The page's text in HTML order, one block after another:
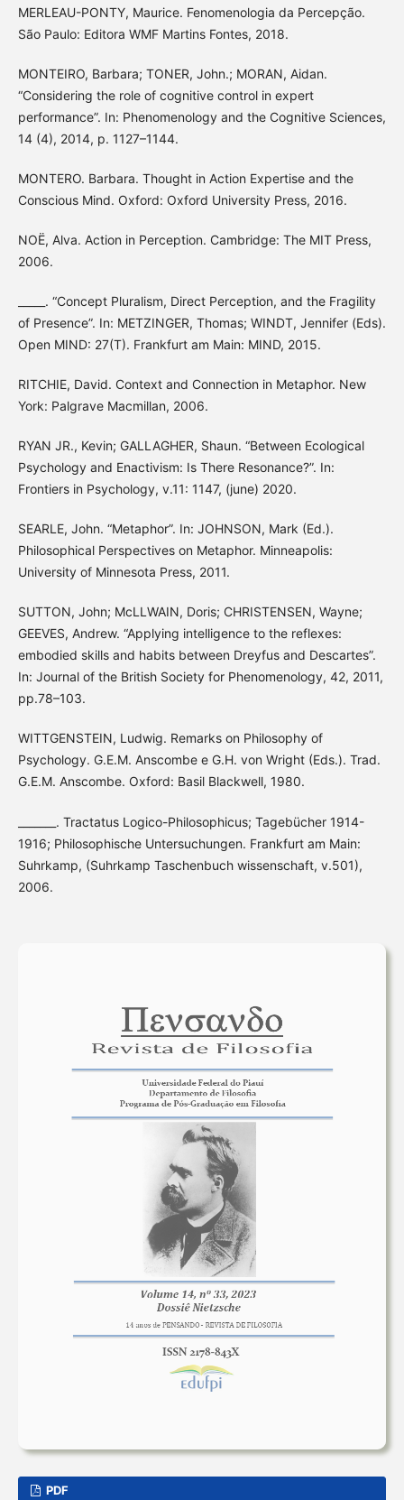
MERLEAU-PONTY, Maurice. Fenomenologia da Percepção.
São Paulo: Editora WMF Martins Fontes, 2018.
MONTEIRO, Barbara; TONER, John.; MORAN, Aidan.
“Considering the role of cognitive control in expert
performance”. In: Phenomenology and the Cognitive Sciences,
14 (4), 2014, p. 1127–1144.
MONTERO. Barbara. Thought in Action Expertise and the
Conscious Mind. Oxford: Oxford University Press, 2016.
NOË, Alva. Action in Perception. Cambridge: The MIT Press,
2006.
_____. “Concept Pluralism, Direct Perception, and the Fragility
of Presence”. In: METZINGER, Thomas; WINDT, Jennifer (Eds).
Open MIND: 27(T). Frankfurt am Main: MIND, 2015.
RITCHIE, David. Context and Connection in Metaphor. New
York: Palgrave Macmillan, 2006.
RYAN JR., Kevin; GALLAGHER, Shaun. “Between Ecological
Psychology and Enactivism: Is There Resonance?”. In:
Frontiers in Psychology, v.11: 1147, (june) 2020.
SEARLE, John. “Metaphor”. In: JOHNSON, Mark (Ed.).
Philosophical Perspectives on Metaphor. Minneapolis:
University of Minnesota Press, 2011.
SUTTON, John; McLLWAIN, Doris; CHRISTENSEN, Wayne;
GEEVES, Andrew. “Applying intelligence to the reflexes:
embodied skills and habits between Dreyfus and Descartes”.
In: Journal of the British Society for Phenomenology, 42, 2011,
pp.78–103.
WITTGENSTEIN, Ludwig. Remarks on Philosophy of
Psychology. G.E.M. Anscombe e G.H. von Wright (Eds.). Trad.
G.E.M. Anscombe. Oxford: Basil Blackwell, 1980.
_______. Tractatus Logico-Philosophicus; Tagebücher 1914-
1916; Philosophische Untersuchungen. Frankfurt am Main:
Suhrkamp, (Suhrkamp Taschenbuch wissenschaft, v.501),
2006.
PDF